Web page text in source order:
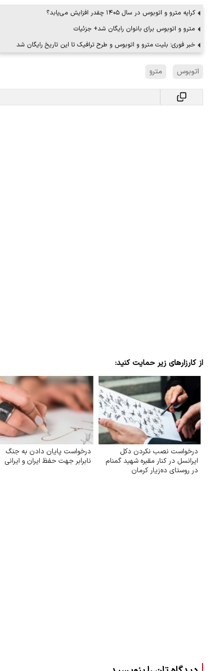
کرایه مترو و اتوبوس در سال ۱۴۰۵ چقدر افزایش می‌یابد؟
مترو و اتوبوس برای بانوان رایگان شد+ جزئیات
خبر فوری؛ بلیت مترو و اتوبوس و طرح ترافیک تا این تاریخ رایگان شد
اتوبوس مترو
از کارزارهای زیر حمایت کنید:
درخواست نصب نکردن دکل
ایرانسل در کنار مقبره شهید گمنام
در روستای ده‌زیار کرمان
درخواست پایان دادن به جنگ
نابرابر جهت حفظ ایران و ایرانی
می‌کنیم، اما
ببینید| سخنگوی سپاه: بازگشایی تنگه
پذیرش شروط ایران از…